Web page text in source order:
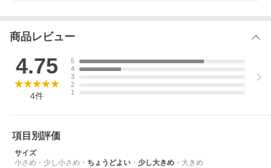
アメカジ カジュアル ストリート 春夏秋服コーデ
グラフィックデザイン プリント
[こちらのタイプもチェック]
Tシャツ(黒＆白)
＊Tシャツ(パープル)
＊ライトTee(バーガンディ)
商品レビュー
4.75
4件
5
4
3
2
1
項目別評価
サイズ
小さめ ・ 少し小さめ ・ ちょうどよい ・ 少し大きめ ・ 大きめ